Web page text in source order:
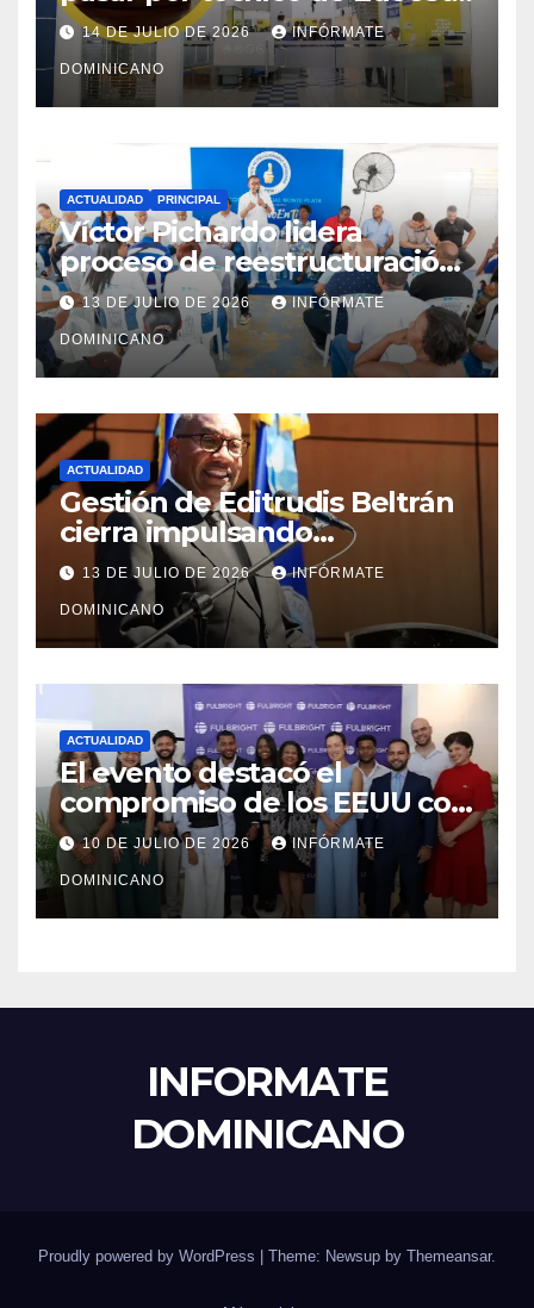
para estafar a dueños de
comercios
14 DE JULIO DE 2026 INFÓRMATE
DOMINICANO
ACTUALIDAD PRINCIPAL
Víctor Pichardo lidera
proceso de reestructuración
y fortalecimiento del PRM en
Monte Plata
13 DE JULIO DE 2026 INFÓRMATE
DOMINICANO
ACTUALIDAD
Gestión de Editrudis Beltrán
cierra impulsando
modernización, expansión y
transformación institucional
13 DE JULIO DE 2026 INFÓRMATE
DOMINICANO
ACTUALIDAD
El evento destacó el
compromiso de los EEUU con
el liderazgo, la innovación y la
excelencia académica por
más de ocho décadas.
10 DE JULIO DE 2026 INFÓRMATE
DOMINICANO
INFORMATE
DOMINICANO
Proudly powered by WordPress Theme: Newsup by Themeansar.